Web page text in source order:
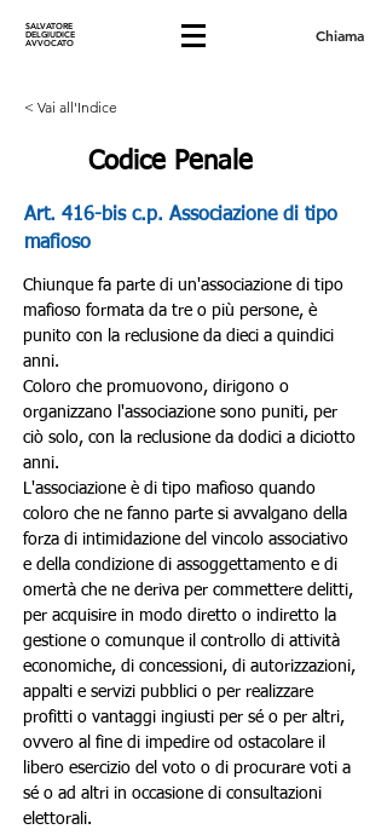
SALVATORE
DELGIUDICE
AVVOCATO Chiama
< Vai all'Indice
Codice Penale
Art. 416-bis c.p. Associazione di tipo
mafioso
Chiunque fa parte di un'associazione di tipo
mafioso formata da tre o più persone, è
punito con la reclusione da dieci a quindici
anni.
Coloro che promuovono, dirigono o
organizzano l'associazione sono puniti, per
ciò solo, con la reclusione da dodici a diciotto
anni.
L'associazione è di tipo mafioso quando
coloro che ne fanno parte si avvalgano della
forza di intimidazione del vincolo associativo
e della condizione di assoggettamento e di
omertà che ne deriva per commettere delitti,
per acquisire in modo diretto o indiretto la
gestione o comunque il controllo di attività
economiche, di concessioni, di autorizzazioni,
appalti e servizi pubblici o per realizzare
profitti o vantaggi ingiusti per sé o per altri,
ovvero al fine di impedire od ostacolare il
libero esercizio del voto o di procurare voti a
sé o ad altri in occasione di consultazioni
elettorali.